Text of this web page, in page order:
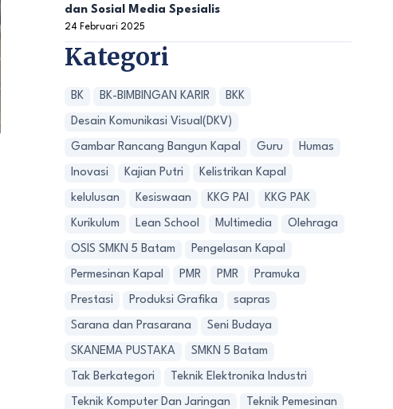
dan Sosial Media Spesialis
24 Februari 2025
Kategori
BK BK-BIMBINGAN KARIR BKK
Desain Komunikasi Visual(DKV)
Gambar Rancang Bangun Kapal Guru Humas
Inovasi Kajian Putri Kelistrikan Kapal
kelulusan Kesiswaan KKG PAI KKG PAK
Kurikulum Lean School Multimedia Olehraga
OSIS SMKN 5 Batam Pengelasan Kapal
Permesinan Kapal PMR PMR Pramuka
Prestasi Produksi Grafika sapras
Sarana dan Prasarana Seni Budaya
SKANEMA PUSTAKA SMKN 5 Batam
Tak Berkategori Teknik Elektronika Industri
Teknik Komputer Dan Jaringan Teknik Pemesinan